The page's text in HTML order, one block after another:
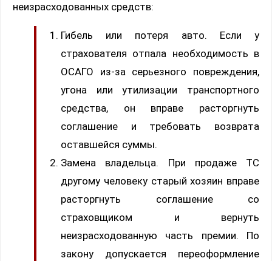
неизрасходованных средств:
Гибель или потеря авто. Если у
страхователя отпала необходимость в
ОСАГО из-за серьезного повреждения,
угона или утилизации транспортного
средства, он вправе расторгнуть
соглашение и требовать возврата
оставшейся суммы.
Замена владельца. При продаже ТС
другому человеку старый хозяин вправе
расторгнуть соглашение со
страховщиком и вернуть
неизрасходованную часть премии. По
закону допускается переоформление